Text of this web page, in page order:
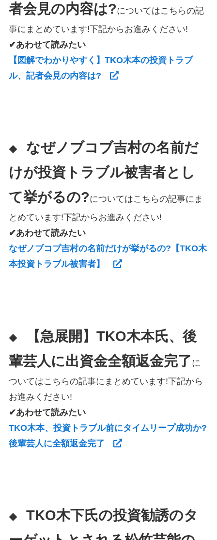
者会見の内容は?についてはこちらの記
事にまとめています!下記からお進みください!
✔あわせて読みたい
【図解でわかりやすく】TKO木本の投資トラブ
ル、記者会見の内容は?
◆ なぜノブコブ吉村の名前だ
けが投資トラブル被害者とし
て挙がるの?についてはこちらの記事にま
とめています!下記からお進みください!
✔あわせて読みたい
なぜノブコブ吉村の名前だけが挙がるの?【TKO木
本投資トラブル被害者】
◆
【急展開】TKO木本氏、後
輩芸人に出資金全額返金完了 に
ついてはこちらの記事にまとめています!下記から
お進みください!
✔あわせて読みたい
TKO木本、投資トラブル前にタイムリープ成功か?
後輩芸人に全額返金完了
◆ TKO木下氏の投資勧誘のタ